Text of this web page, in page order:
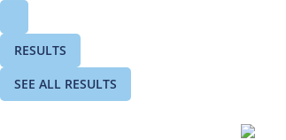
RESULTS
SEE ALL RESULTS